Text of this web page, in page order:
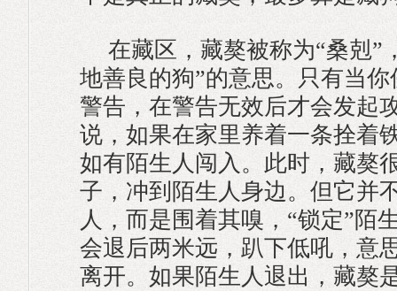
在藏区，藏獒被称为“桑剋”
地善良的狗”的意思。只有当
警告，在警告无效后才会发起
说，如果在家里养着一条拴着
如有陌生人闯入。此时，藏獒
子，冲到陌生人身边。但它并
人，而是围着其嗅，“锁定”陌
会退后两米远，趴下低吼，意
离开。如果陌生人退出，藏獒